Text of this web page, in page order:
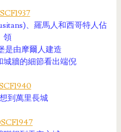
、羅馬人和西哥特人佔
領
是由摩爾人建造
城牆的細節看出端倪
到萬里長城